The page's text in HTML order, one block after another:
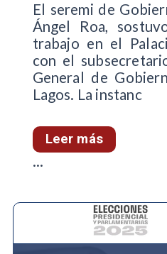
El seremi de
Ángel Roa,
trabajo en el
con el
General de
Lagos. La instanc
Leer más
...